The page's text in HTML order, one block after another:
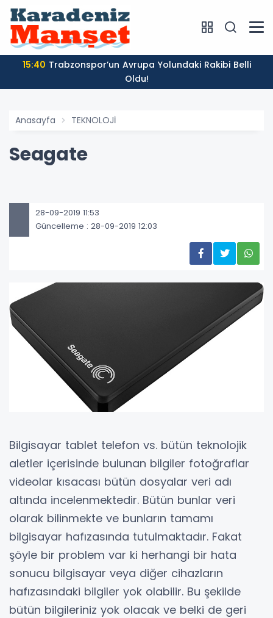
15:40
Oldu!
Anasayfa TEKNOLOJİ
Seagate
28-09-2019 11:53
Güncelleme : 28-09-2019 12:03
Bilgisayar tablet telefon vs. bütün teknolojik
aletler içerisinde bulunan bilgiler fotoğraflar
videolar kısacası bütün dosyalar veri adı
altında incelenmektedir. Bütün bunlar veri
olarak bilinmekte ve bunların tamamı
bilgisayar hafızasında tutulmaktadır. Fakat
şöyle bir problem var ki herhangi bir hata
sonucu bilgisayar veya diğer cihazların
hafızasındaki bilgiler yok olabilir. Bu şekilde
bütün bilgileriniz yok olacak ve belki de geri